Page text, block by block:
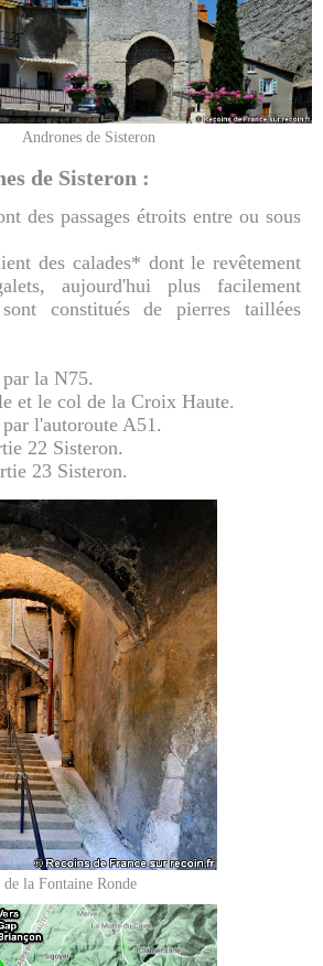
Andrones de Sisteron
de Sisteron :
des passages étroits entre ou sous
des calades* dont le revêtement
aujourd'hui plus facilement
constitués de pierres taillées
la N75.
et le col de la Croix Haute.
l'autoroute A51.
22 Sisteron.
23 Sisteron.
la Fontaine Ronde